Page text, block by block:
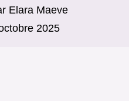
Elara Maeve
2025